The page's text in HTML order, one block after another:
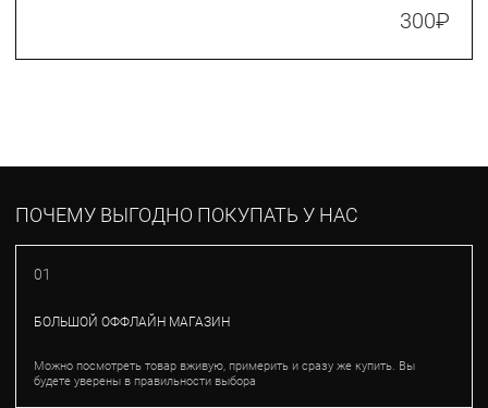
300₽
ПОЧЕМУ ВЫГОДНО ПОКУПАТЬ У НАС
01
БОЛЬШОЙ ОФФЛАЙН МАГАЗИН
Можно посмотреть товар вживую, примерить и сразу же купить. Вы
будете уверены в правильности выбора